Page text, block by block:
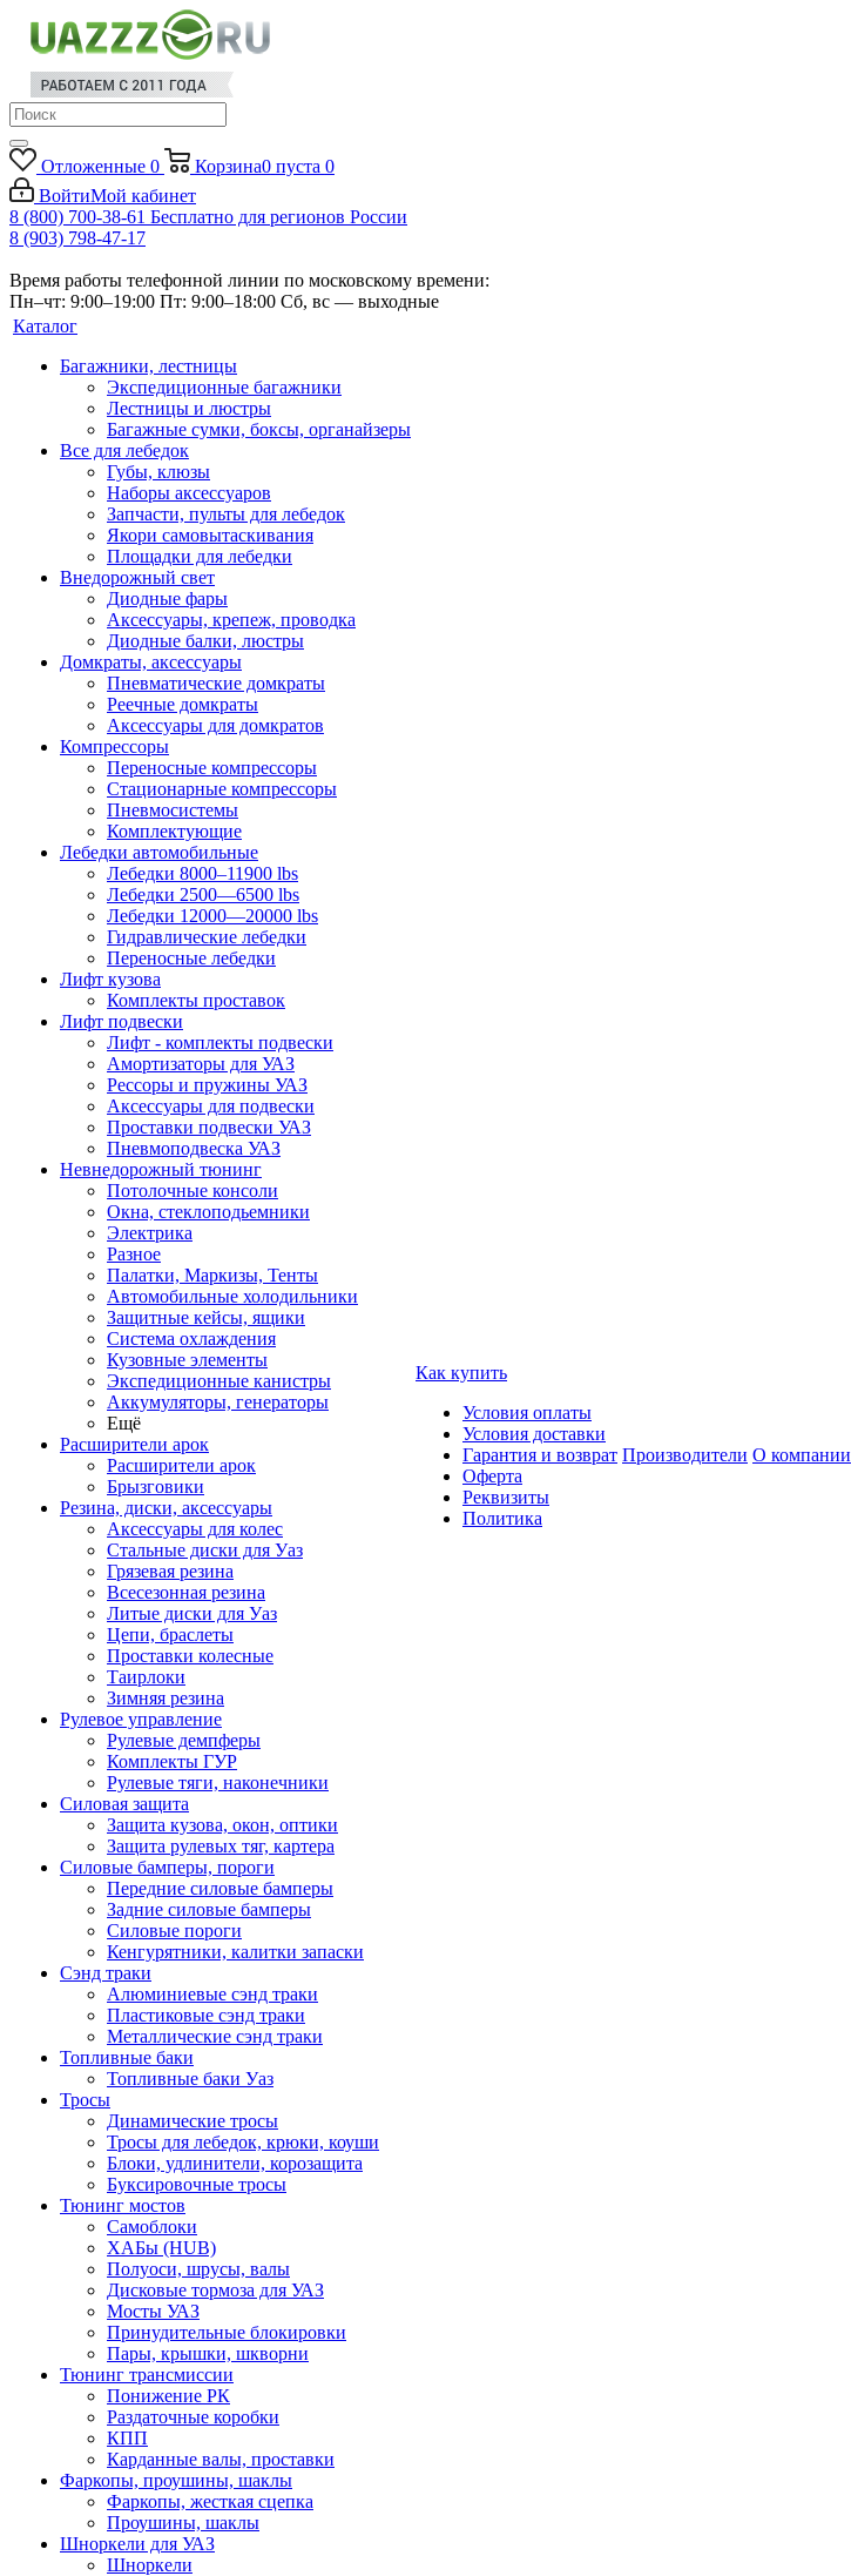
Отложенные 0 Корзина0 пуста 0
ВойтиМой кабинет
8 (800) 700-38-61 Бесплатно для регионов России
8 (903) 798-47-17
Время работы телефонной линии по московскому времени:
Пн–чт: 9:00–19:00 Пт: 9:00–18:00 Сб, вс — выходные
Каталог
Багажники, лестницы
Экспедиционные багажники
Лестницы и люстры
Багажные сумки, боксы, органайзеры
Все для лебедок
Губы, клюзы
Наборы аксессуаров
Запчасти, пульты для лебедок
Якори самовытаскивания
Площадки для лебедки
Внедорожный свет
Диодные фары
Аксессуары, крепеж, проводка
Диодные балки, люстры
Домкраты, аксессуары
Пневматические домкраты
Реечные домкраты
Аксессуары для домкратов
Компрессоры
Переносные компрессоры
Стационарные компрессоры
Пневмосистемы
Комплектующие
Лебедки автомобильные
Лебедки 8000–11900 lbs
Лебедки 2500—6500 lbs
Лебедки 12000—20000 lbs
Гидравлические лебедки
Переносные лебедки
Лифт кузова
Комплекты проставок
Лифт подвески
Лифт - комплекты подвески
Амортизаторы для УАЗ
Рессоры и пружины УАЗ
Аксессуары для подвески
Проставки подвески УАЗ
Пневмоподвеска УАЗ
Невнедорожный тюнинг
Потолочные консоли
Окна, стеклоподьемники
Электрика
Разное
Палатки, Маркизы, Тенты
Автомобильные холодильники
Защитные кейсы, ящики
Система охлаждения
Кузовные элементы
Экспедиционные канистры
Аккумуляторы, генераторы
Ещё
Расширители арок
Расширители арок
Брызговики
Резина, диски, аксессуары
Аксессуары для колес
Стальные диски для Уаз
Грязевая резина
Всесезонная резина
Литые диски для Уаз
Цепи, браслеты
Проставки колесные
Таирлоки
Зимняя резина
Рулевое управление
Рулевые демпферы
Комплекты ГУР
Рулевые тяги, наконечники
Силовая защита
Защита кузова, окон, оптики
Защита рулевых тяг, картера
Силовые бамперы, пороги
Передние силовые бамперы
Задние силовые бамперы
Силовые пороги
Кенгурятники, калитки запаски
Сэнд траки
Алюминиевые сэнд траки
Пластиковые сэнд траки
Металлические сэнд траки
Топливные баки
Топливные баки Уаз
Тросы
Динамические тросы
Тросы для лебедок, крюки, коуши
Блоки, удлинители, корозащита
Буксировочные тросы
Тюнинг мостов
Самоблоки
ХАБы (HUB)
Полуоси, шрусы, валы
Дисковые тормоза для УАЗ
Мосты УАЗ
Принудительные блокировки
Пары, крышки, шкворни
Тюнинг трансмиссии
Понижение РК
Раздаточные коробки
КПП
Карданные валы, проставки
Фаркопы, проушины, шаклы
Фаркопы, жесткая сцепка
Проушины, шаклы
Шноркели для УАЗ
Шноркели
Как купить
Условия оплаты
Условия доставки
Гарантия и возврат
Оферта
Реквизиты
Политика
Производители О компании